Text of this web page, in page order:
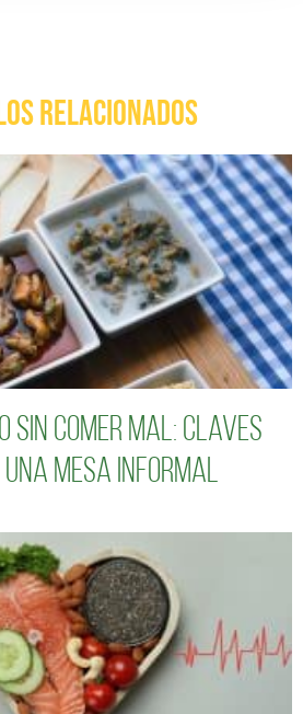
RELACIONADOS
sin comer mal: claves
mesa informal